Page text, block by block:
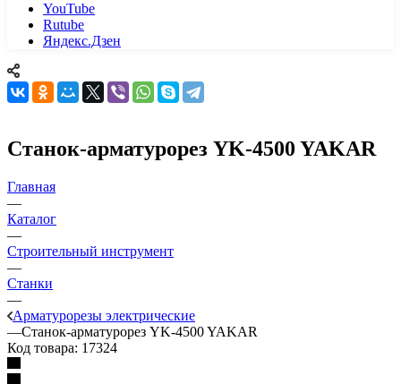
YouTube
Rutube
Яндекс.Дзен
Станок-арматурорез YK-4500 YAKAR
Главная
—
Каталог
—
Строительный инструмент
—
Станки
—
Арматурорезы электрические
—Станок-арматурорез YK-4500 YAKAR
Код товара: 17324